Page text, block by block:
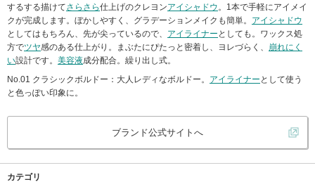
するする描けてさらさら仕上げのクレヨンアイシャドウ。1本で手軽にアイメイ
クが完成します。ぼかしやすく、グラデーションメイクも簡単。 アイシャドウ
としてはもちろん、先が尖っているので、 アイライナー としても。ワックス処
方でツヤ感のある仕上がり。まぶたにぴたっと密着し、ヨレづらく、 崩れにく
い設計です。 美容液成分配合。繰り出し式。
No.01 クラシックボルドー：大人レディなボルドー。 アイライナー として使う
と色っぽい印象に。
ブランド公式サイトへ
カテゴリ